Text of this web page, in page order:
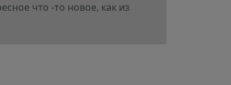
что -то новое, как из